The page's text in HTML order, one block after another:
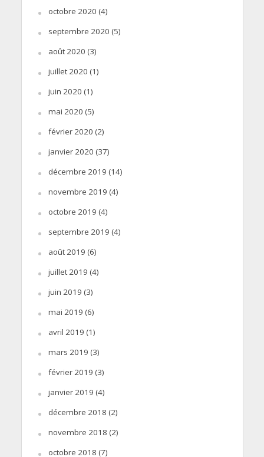
octobre 2020 (4)
septembre 2020 (5)
août 2020 (3)
juillet 2020 (1)
juin 2020 (1)
mai 2020 (5)
février 2020 (2)
janvier 2020 (37)
décembre 2019 (14)
novembre 2019 (4)
octobre 2019 (4)
septembre 2019 (4)
août 2019 (6)
juillet 2019 (4)
juin 2019 (3)
mai 2019 (6)
avril 2019 (1)
mars 2019 (3)
février 2019 (3)
janvier 2019 (4)
décembre 2018 (2)
novembre 2018 (2)
octobre 2018 (7)